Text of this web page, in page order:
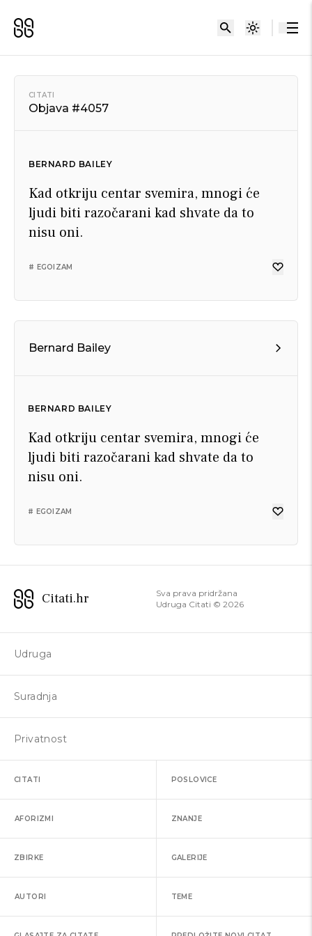
CITATI
Objava #4057
BERNARD BAILEY
Kad otkriju centar svemira, mnogi će
ljudi biti razočarani kad shvate da to
nisu oni.
# EGOIZAM
Bernard Bailey
BERNARD BAILEY
Kad otkriju centar svemira, mnogi će
ljudi biti razočarani kad shvate da to
nisu oni.
# EGOIZAM
Citati.hr
Sva prava pridržana
Udruga Citati © 2026
Udruga
Suradnja
Privatnost
CITATI POSLOVICE
AFORIZMI ZNANJE
ZBIRKE GALERIJE
AUTORI TEME